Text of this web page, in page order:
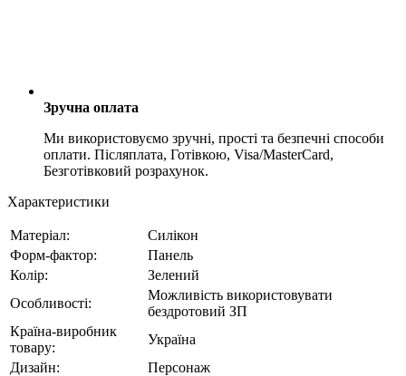
Зручна оплата
Ми використовуємо зручні, прості та безпечні способи
оплати. Післяплата, Готівкою, Visa/MasterCard,
Безготівковий розрахунок.
Характеристики
Матеріал:
Силікон
Форм-фактор:
Панель
Колір:
Зелений
Особливості:
Можливість використовувати
бездротовий ЗП
Країна-виробник
товару:
Україна
Дизайн:
Персонаж